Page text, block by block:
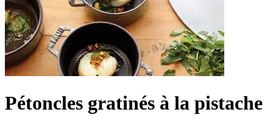
Pétoncles gratinés à la pistache